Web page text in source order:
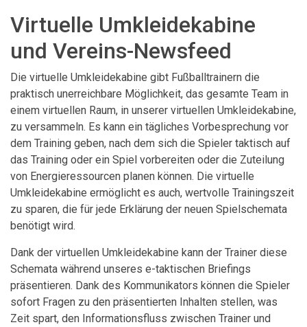
Virtuelle Umkleidekabine
und Vereins-Newsfeed
Die virtuelle Umkleidekabine gibt Fußballtrainern die
praktisch unerreichbare Möglichkeit, das gesamte Team in
einem virtuellen Raum, in unserer virtuellen Umkleidekabine,
zu versammeln. Es kann ein tägliches Vorbesprechung vor
dem Training geben, nach dem sich die Spieler taktisch auf
das Training oder ein Spiel vorbereiten oder die Zuteilung
von Energieressourcen planen können. Die virtuelle
Umkleidekabine ermöglicht es auch, wertvolle Trainingszeit
zu sparen, die für jede Erklärung der neuen Spielschemata
benötigt wird.
Dank der virtuellen Umkleidekabine kann der Trainer diese
Schemata während unseres e-taktischen Briefings
präsentieren. Dank des Kommunikators können die Spieler
sofort Fragen zu den präsentierten Inhalten stellen, was
Zeit spart, den Informationsfluss zwischen Trainer und